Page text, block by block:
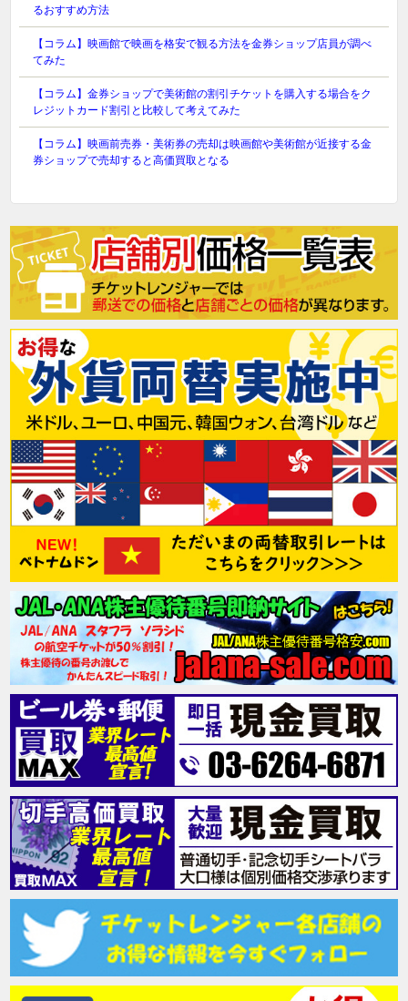
るおすすめ方法
【コラム】映画館で映画を格安で観る方法を金券ショップ店員が調べ
てみた
【コラム】金券ショップで美術館の割引チケットを購入する場合をク
レジットカード割引と比較して考えてみた
【コラム】映画前売券・美術券の売却は映画館や美術館が近接する金
券ショップで売却すると高価買取となる